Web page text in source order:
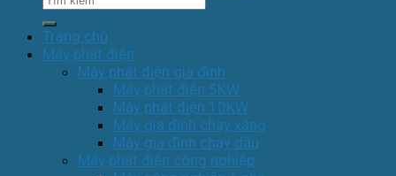
kiếm:
Trang chủ
Máy phát điện
Máy phát điện gia đình
Máy phát điện 5KW
Máy phát điện 10KW
Máy gia đình chạy xăng
Máy gia đình chạy dầu
Máy phát điện công nghiệp